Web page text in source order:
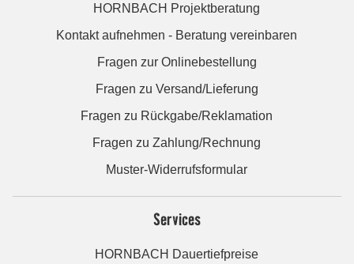
HORNBACH Projektberatung
Kontakt aufnehmen - Beratung vereinbaren
Fragen zur Onlinebestellung
Fragen zu Versand/Lieferung
Fragen zu Rückgabe/Reklamation
Fragen zu Zahlung/Rechnung
Muster-Widerrufsformular
Services
HORNBACH Dauertiefpreise